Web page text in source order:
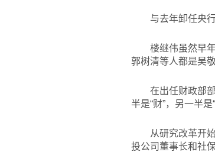
与去年卸任央
楼继伟虽然早
郭树清等人都是吴
在出任财政部
半是“财”，另一半
从研究改革开
投公司董事长和社